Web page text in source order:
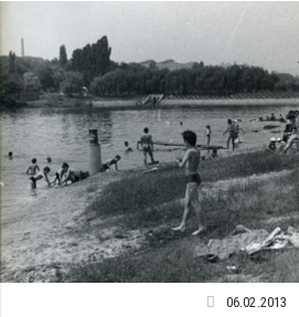
06.02.2013